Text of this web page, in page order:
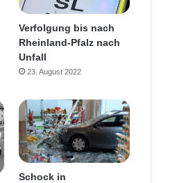
Verfolgung bis nach
Rheinland-Pfalz nach
Unfall
23. August 2022
Schock in